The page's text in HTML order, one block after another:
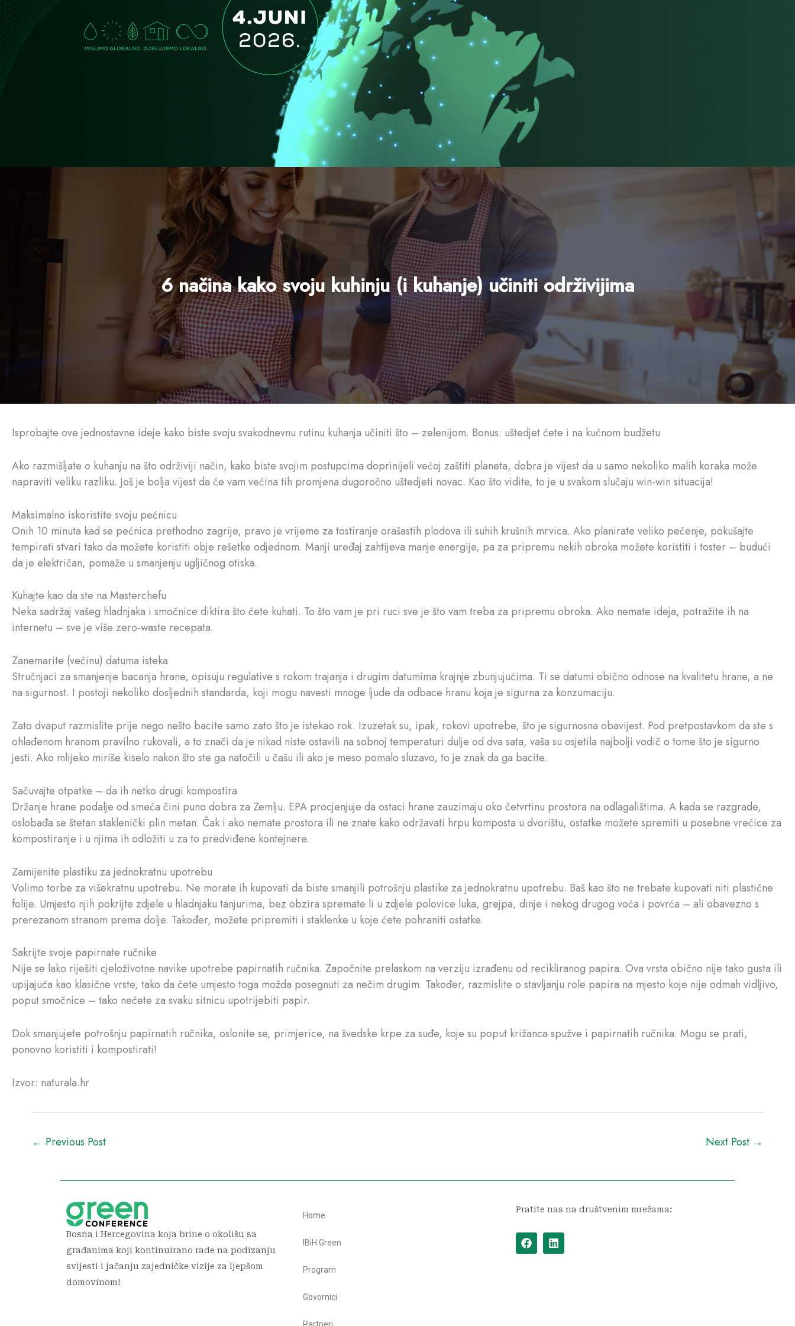
6 načina kako svoju kuhinju (i kuhanje) učiniti održivijima
Isprobajte ove jednostavne ideje kako biste svoju svakodnevnu rutinu kuhanja učiniti što – zelenijom. Bonus: uštedjet ćete i na kućnom budžetu
Ako razmišljate o kuhanju na što održiviji način, kako biste svojim postupcima doprinijeli većoj zaštiti planeta, dobra je vijest da u samo nekoliko malih koraka može
napraviti veliku razliku. Još je bolja vijest da će vam većina tih promjena dugoročno uštedjeti novac. Kao što vidite, to je u svakom slučaju win-win situacija!
Maksimalno iskoristite svoju pećnicu
Onih 10 minuta kad se pećnica prethodno zagrije, pravo je vrijeme za tostiranje orašastih plodova ili suhih krušnih mrvica. Ako planirate veliko pečenje, pokušajte
tempirati stvari tako da možete koristiti obje rešetke odjednom. Manji uređaj zahtijeva manje energije, pa za pripremu nekih obroka možete koristiti i toster – budući
da je električan, pomaže u smanjenju ugljičnog otiska.
Kuhajte kao da ste na Masterchefu
Neka sadržaj vašeg hladnjaka i smočnice diktira što ćete kuhati. To što vam je pri ruci sve je što vam treba za pripremu obroka. Ako nemate ideja, potražite ih na
internetu – sve je više zero-waste recepata.
Zanemarite (većinu) datuma isteka
Stručnjaci za smanjenje bacanja hrane, opisuju regulative s rokom trajanja i drugim datumima krajnje zbunjujućima. Ti se datumi obično odnose na kvalitetu hrane, a ne
na sigurnost. I postoji nekoliko dosljednih standarda, koji mogu navesti mnoge ljude da odbace hranu koja je sigurna za konzumaciju.
Zato dvaput razmislite prije nego nešto bacite samo zato što je istekao rok. Izuzetak su, ipak, rokovi upotrebe, što je sigurnosna obavijest. Pod pretpostavkom da ste s
ohlađenom hranom pravilno rukovali, a to znači da je nikad niste ostavili na sobnoj temperaturi dulje od dva sata, vaša su osjetila najbolji vodič o tome što je sigurno
jesti. Ako mlijeko miriše kiselo nakon što ste ga natočili u čašu ili ako je meso pomalo sluzavo, to je znak da ga bacite.
Sačuvajte otpatke – da ih netko drugi kompostira
Držanje hrane podalje od smeća čini puno dobra za Zemlju. EPA procjenjuje da ostaci hrane zauzimaju oko četvrtinu prostora na odlagalištima. A kada se razgrade,
oslobađa se štetan staklenički plin metan. Čak i ako nemate prostora ili ne znate kako održavati hrpu komposta u dvorištu, ostatke možete spremiti u posebne vrećice za
kompostiranje i u njima ih odložiti u za to predviđene kontejnere.
Zamijenite plastiku za jednokratnu upotrebu
Volimo torbe za višekratnu upotrebu. Ne morate ih kupovati da biste smanjili potrošnju plastike za jednokratnu upotrebu. Baš kao što ne trebate kupovati niti plastične
folije. Umjesto njih pokrijte zdjele u hladnjaku tanjurima, bez obzira spremate li u zdjele polovice luka, grejpa, dinje i nekog drugog voća i povrća – ali obavezno s
prerezanom stranom prema dolje. Također, možete pripremiti i staklenke u koje ćete pohraniti ostatke.
Sakrijte svoje papirnate ručnike
Nije se lako riješiti cjeloživotne navike upotrebe papirnatih ručnika. Započnite prelaskom na verziju izrađenu od recikliranog papira. Ova vrsta obično nije tako gusta ili
upijajuća kao klasične vrste, tako da ćete umjesto toga možda posegnuti za nečim drugim. Također, razmislite o stavljanju role papira na mjesto koje nije odmah vidljivo,
poput smočnice – tako nećete za svaku sitnicu upotrijebiti papir.
Dok smanjujete potrošnju papirnatih ručnika, oslonite se, primjerice, na švedske krpe za suđe, koje su poput križanca spužve i papirnatih ručnika. Mogu se prati,
ponovno koristiti i kompostirati!
Izvor: naturala.hr
← Previous Post Next Post →
Bosna i Hercegovina koja brine o okolišu sa
građanima koji kontinuirano rade na podizanju
svijesti i jačanju zajedničke vizije za ljepšom
domovinom!
Home
IBiH Green
Program
Govornici
Pratite nas na društvenim mrežama:
F
a
c
L
i
n